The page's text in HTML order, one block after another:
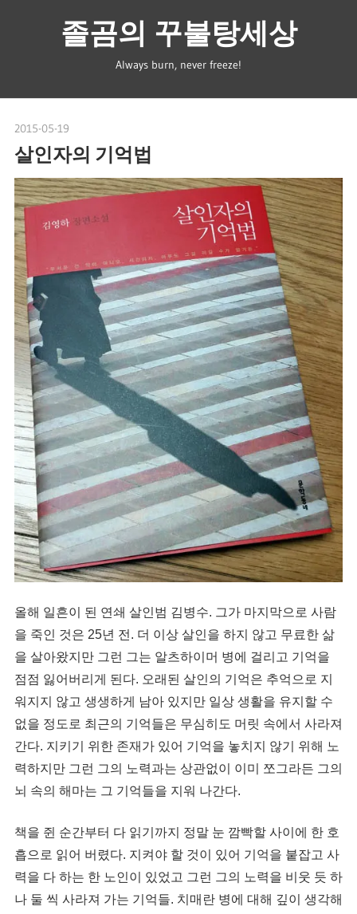
졸곰의 꾸불탕세상
Always burn, never freeze!
2015-05-19
살인자의 기억법
올해 일흔이 된 연쇄 살인범 김병수. 그가 마지막으로 사람
을 죽인 것은 25년 전. 더 이상 살인을 하지 않고 무료한 삶
을 살아왔지만 그런 그는 알츠하이머 병에 걸리고 기억을
점점 잃어버리게 된다. 오래된 살인의 기억은 추억으로 지
워지지 않고 생생하게 남아 있지만 일상 생활을 유지할 수
없을 정도로 최근의 기억들은 무심히도 머릿 속에서 사라져
간다. 지키기 위한 존재가 있어 기억을 놓치지 않기 위해 노
력하지만 그런 그의 노력과는 상관없이 이미 쪼그라든 그의
뇌 속의 해마는 그 기억들을 지워 나간다.
책을 쥔 순간부터 다 읽기까지 정말 눈 깜빡할 사이에 한 호
흡으로 읽어 버렸다. 지켜야 할 것이 있어 기억을 붙잡고 사
력을 다 하는 한 노인이 있었고 그런 그의 노력을 비웃 듯 하
나 둘 씩 사라져 가는 기억들. 치매란 병에 대해 깊이 생각해